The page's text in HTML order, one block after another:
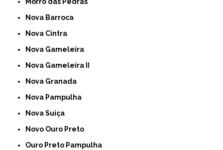
Nova Barroca
Nova Cintra
Nova Gameleira
Nova Gameleira II
Nova Granada
Nova Pampulha
Nova Suíça
Novo Ouro Preto
Ouro Preto Pampulha